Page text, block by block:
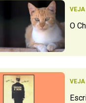
VEJA
O